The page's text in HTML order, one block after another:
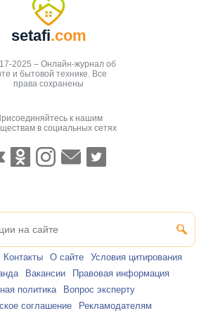
setafi.com
2025 – Онлайн-журнал об
и бытовой технике. Все
права сохранены
к нашим
в социальных сетях
Контакты О сайте
Условия цитирования
Вакансии
Правовая информация
политика
Вопрос эксперту
соглашение
Рекламодателям